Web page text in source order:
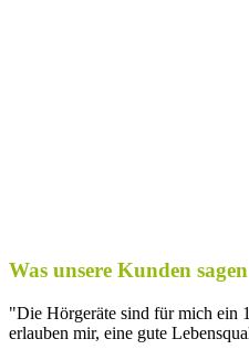
Was unsere Kunden sagen
"Die Hörgeräte sind für mich ein
erlauben mir, eine gute